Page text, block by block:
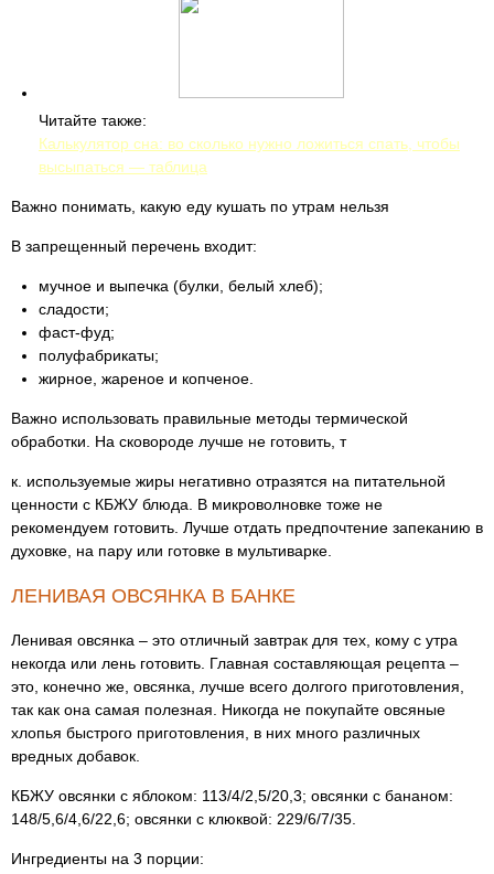
Читайте также:
Калькулятор сна: во сколько нужно ложиться спать, чтобы
высыпаться — таблица
Важно понимать, какую еду кушать по утрам нельзя
В запрещенный перечень входит:
мучное и выпечка (булки, белый хлеб);
сладости;
фаст-фуд;
полуфабрикаты;
жирное, жареное и копченое.
Важно использовать правильные методы термической
обработки. На сковороде лучше не готовить, т
к. используемые жиры негативно отразятся на питательной
ценности с КБЖУ блюда. В микроволновке тоже не
рекомендуем готовить. Лучше отдать предпочтение запеканию в
духовке, на пару или готовке в мультиварке.
ЛЕНИВАЯ ОВСЯНКА В БАНКЕ
Ленивая овсянка – это отличный завтрак для тех, кому с утра
некогда или лень готовить. Главная составляющая рецепта –
это, конечно же, овсянка, лучше всего долгого приготовления,
так как она самая полезная. Никогда не покупайте овсяные
хлопья быстрого приготовления, в них много различных
вредных добавок.
КБЖУ овсянки с яблоком: 113/4/2,5/20,3; овсянки с бананом:
148/5,6/4,6/22,6; овсянки с клюквой: 229/6/7/35.
Ингредиенты на 3 порции: